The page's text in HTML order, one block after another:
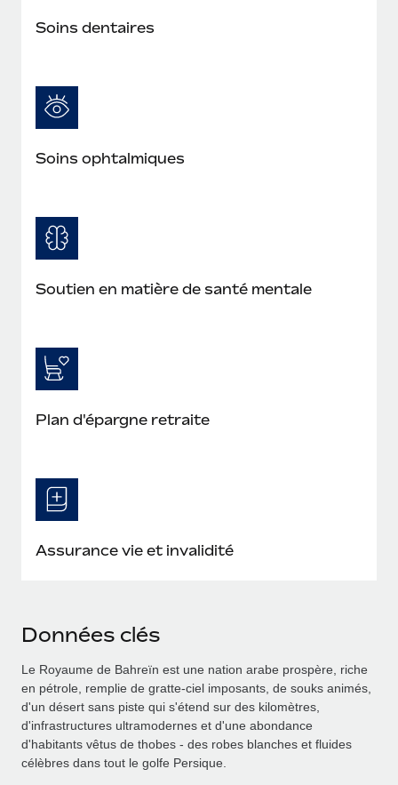
Soins dentaires
Soins ophtalmiques
Soutien en matière de santé mentale
Plan d'épargne retraite
Assurance vie et invalidité
Données clés
Le Royaume de Bahreïn est une nation arabe prospère, riche
en pétrole, remplie de gratte-ciel imposants, de souks animés,
d'un désert sans piste qui s'étend sur des kilomètres,
d'infrastructures ultramodernes et d'une abondance
d'habitants vêtus de thobes - des robes blanches et fluides
célèbres dans tout le golfe Persique.